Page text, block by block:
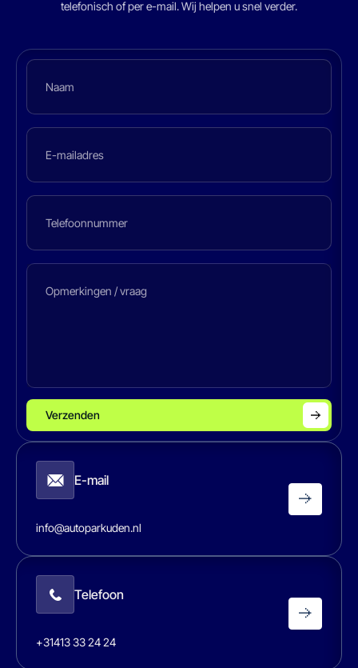
telefonisch of per e-mail. Wij helpen u snel verder.
Verzenden
E-mail
info@autoparkuden.nl
Telefoon
+31413 33 24 24